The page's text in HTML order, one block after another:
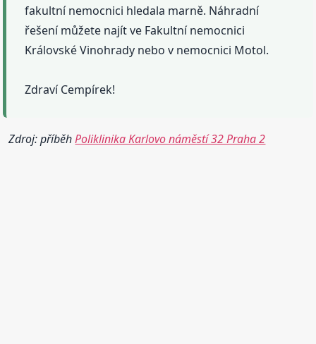
fakultní nemocnici hledala marně. Náhradní
řešení můžete najít ve Fakultní nemocnici
Královské Vinohrady nebo v nemocnici Motol.
Zdraví Cempírek!
Zdroj: příběhPoliklinika Karlovo náměstí 32 Praha 2